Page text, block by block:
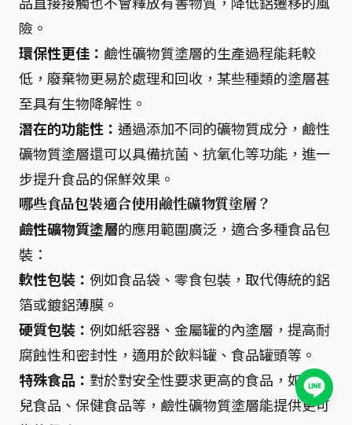
險。
環保性更佳： 鹼性礦物質塗層的生產過程能耗較
低，廢棄物更易於處理和回收，某些種類的塗層甚
至具有生物降解性。
潛在的功能性： 通過添加不同的礦物質成分，鹼性
礦物質塗層還可以具備抗菌、抗氧化等功能，進一
步提升食品的保鮮效果。
哪些食品包裝適合使用鹼性礦物質塗層？
鹼性礦物質塗層的應用範圍廣泛，適合多種食品包
裝：
軟性包裝： 例如食品袋、零食包裝，取代傳統的鋁
箔或鍍鋁薄膜。
硬質包裝： 例如紙容器、金屬罐的內塗層，提高耐
腐蝕性和密封性，適用於飲料罐、食品罐頭等。
特殊食品： 對於對安全性要求更高的食品，如嬰幼
兒食品、保健食品等，鹼性礦物質塗層能提供更可